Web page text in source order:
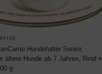
Hundefutter Senior,
ältere Hunde ab 7 Jahren, Rind +
g